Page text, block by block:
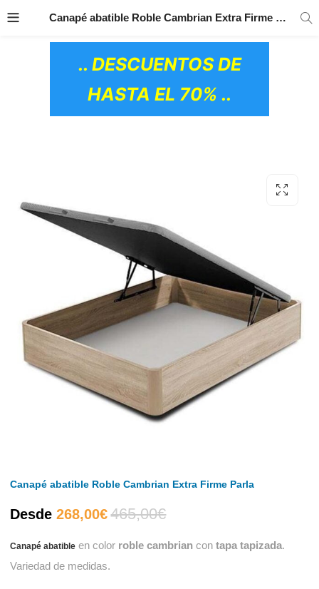
PRODUCTOS
.. DESCUENTOS DE
HASTA EL 70% ..
Canapé abatible Roble Cambrian Extra Firme Parla
Canapé abatible Roble Cambrian Extra Firme Parla
Desde 268,00€El
precio
465,00€El
precio
Canapé abatible en color roble cambrian contapa tapizada.
Variedad de medidas.